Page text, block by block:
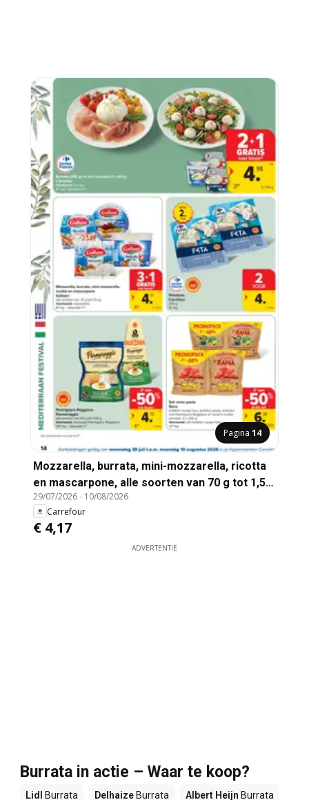
Pagina 14
Mozzarella, burrata, mini-mozzarella, ricotta
en mascarpone, alle soorten van 70 g tot 1,5
kg
29/07/2026- 10/08/2026
Carrefour
€ 4,17
ADVERTENTIE
Burrata in actie – Waar te koop?
Lidl Burrata Delhaize Burrata Albert Heijn Burrata